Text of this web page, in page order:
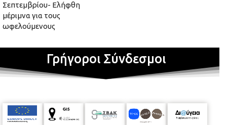
Σεπτεμβρίου- Ελήφθη
μέριμνα για τους
ωφελούμενους
Γρήγοροι Σύνδεσμοι